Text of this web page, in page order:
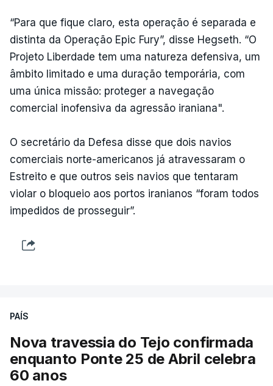
“Para que fique claro, esta operação é separada e
distinta da Operação Epic Fury”, disse Hegseth. “O
Projeto Liberdade tem uma natureza defensiva, um
âmbito limitado e uma duração temporária, com
uma única missão: proteger a navegação
comercial inofensiva da agressão iraniana".
O secretário da Defesa disse que dois navios
comerciais norte-americanos já atravessaram o
Estreito e que outros seis navios que tentaram
violar o bloqueio aos portos iranianos “foram todos
impedidos de prosseguir”.
PAÍS
Nova travessia do Tejo confirmada
enquanto Ponte 25 de Abril celebra
60 anos